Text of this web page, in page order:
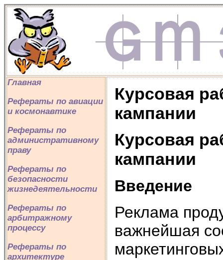
Главная
Рефераты по авиации
и космонавтике
Рефераты по
административному
праву
Рефераты по
безопасности
жизнедеятельности
Рефераты по
арбитражному
процессу
Рефераты по
архитектуре
Курсовая
кампании
Курсовая
кампании
Введение
Реклама
важнейшая